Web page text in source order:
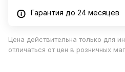
Гарантия до 24 месяцев
Цена действительна только для
отличаться от цен в розничных